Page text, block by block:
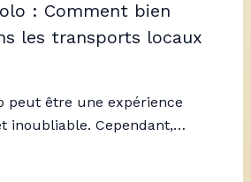
: Comment bien
les transports locaux
peut être une expérience
inoubliable. Cependant,…